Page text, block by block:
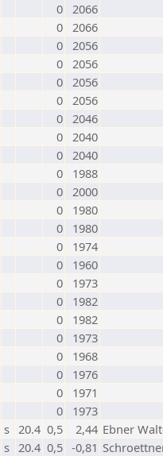
0 2066
0 2066
0 2056
0 2056
0 2056
0 2056
0 2046
0 2040
0 2040
0
1988
0 2000
0
1980
0
1980
0
1974
0
1960
0
1973
0
1982
0
1982
0
1973
0
1968
0
1976
0
1971
0
1973
s 20.4 0,5 2,44 Ebner
s 20.4 0,5 -0,81